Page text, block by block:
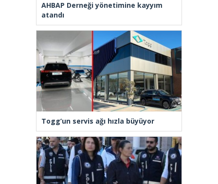
AHBAP Derneği yönetimine kayyım
atandı
Togg’un servis ağı hızla büyüyor